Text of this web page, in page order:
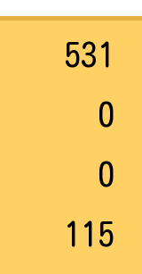
531
0
0
115